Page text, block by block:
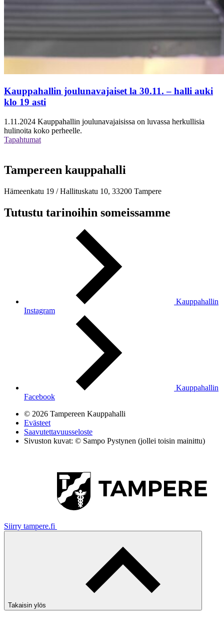
Kauppahallin joulunavajaiset la 30.11. – halli auki
klo 19 asti
1.11.2024 Kauppahallin joulunavajaisissa on luvassa herkullisia
hulinoita koko perheelle.
Tapahtumat
Tampereen kauppahalli
Hämeenkatu 19 / Hallituskatu 10, 33200 Tampere
Tutustu tarinoihin someissamme
Kauppahallin
Instagram
Kauppahallin
Facebook
© 2026 Tampereen Kauppahalli
Evästeet
Saavutettavuusseloste
Sivuston kuvat: © Sampo Pystynen (jollei toisin mainittu)
Siirry tampere.fi
Takaisin ylös